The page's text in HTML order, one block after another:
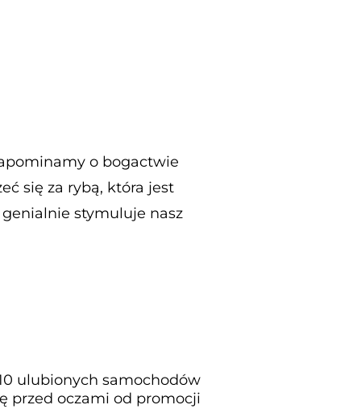
o bogactwie
się za rybą, która jest
stymuluje nasz
ulubionych samochodów
przed oczami od promocji